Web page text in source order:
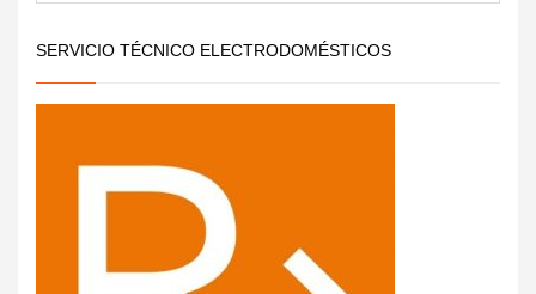
SERVICIO TÉCNICO ELECTRODOMÉSTICOS